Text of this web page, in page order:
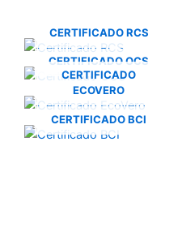
CERTIFICADO RCS
CERTIFICADO OCS
CERTIFICADO
ECOVERO
CERTIFICADO BCI